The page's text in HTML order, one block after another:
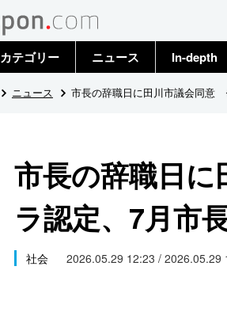
カテゴリー
政治・外交
国際
社会
文化
ニュース
トップ
In-depth
ニュース 市長の辞職日に田川市議会同意
市長の辞職日
ラ認定、7月市
社会 2026.05.29 12:23 / 2026.05.29